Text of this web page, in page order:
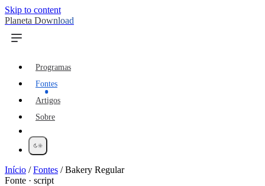
Skip to content
Planeta Download
Programas
Fontes
Artigos
Sobre
Início /Fontes /Bakery Regular
Fonte · script